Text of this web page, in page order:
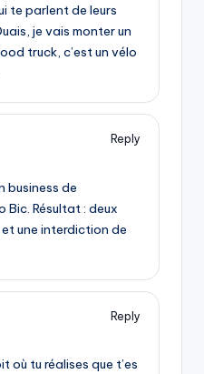
te parlent de leurs
je vais monter un
truck, c’est un vélo
Reply
business de
Résultat : deux
une interdiction de
Reply
où tu réalises que t’es